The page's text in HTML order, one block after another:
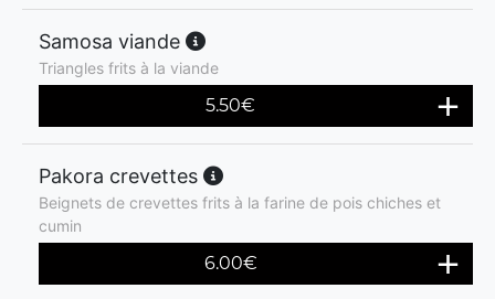
Samosa viande
Triangles frits à la viande
5.50€
Pakora crevettes
Beignets de crevettes frits à la farine de pois chiches et
cumin
6.00€